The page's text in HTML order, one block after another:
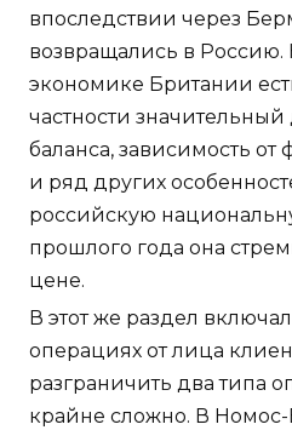
впоследствии через
возвращались в Россию.
экономике Британии
частности
баланса, зависимость от
и ряд других
российскую
прошлого года она
цене.
В этот же раздел
операциях от лица
разграничить два типа
крайне сложно. В